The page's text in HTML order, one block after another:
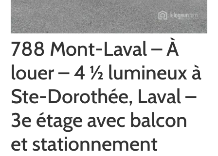
788 Mont-Laval – À
louer – 4 ½ lumineux à
Ste-Dorothée, Laval –
3e étage avec balcon
et stationnement